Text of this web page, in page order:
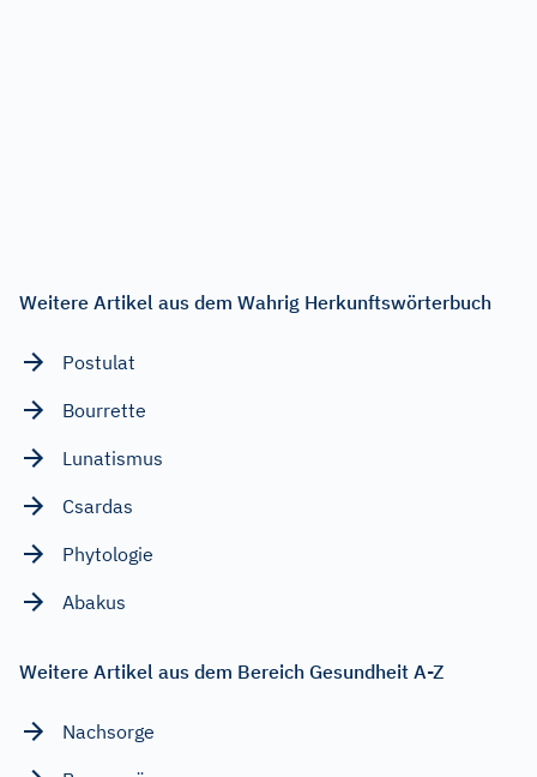
Weitere Artikel aus dem Wahrig Herkunftswörterbuch
Postulat
Bourrette
Lunatismus
Csardas
Phytologie
Abakus
Weitere Artikel aus dem Bereich Gesundheit A-Z
Nachsorge